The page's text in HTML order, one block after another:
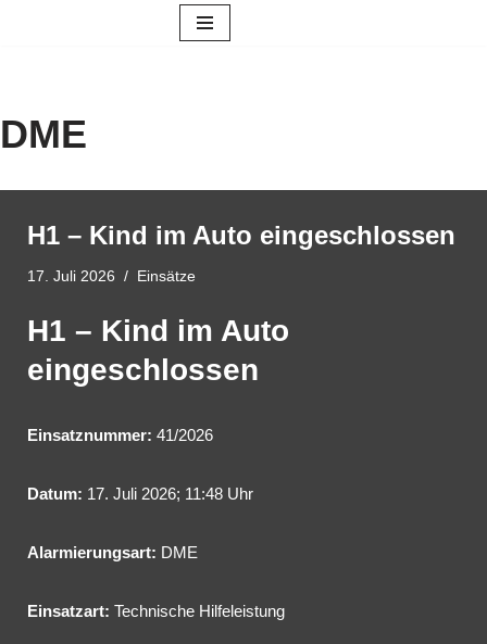
DME
H1 – Kind im Auto eingeschlossen
17. Juli 2026 Einsätze
H1 – Kind im Auto
eingeschlossen
Einsatznummer: 41/2026
Datum: 17. Juli 2026; 11:48 Uhr
Alarmierungsart: DME
Einsatzart: Technische Hilfeleistung